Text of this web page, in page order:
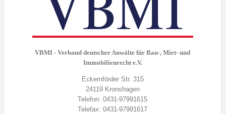
VBMI - Verband deutscher Anwälte für Bau-, Miet- und
Immobilienrecht e.V.
Eckernförder Str. 315
24119 Kronshagen
Telefon: 0431-97991615
Telefax: 0431-97991617